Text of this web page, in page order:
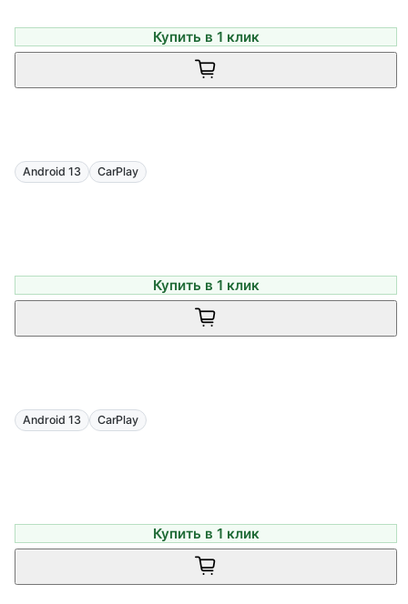
Купить в 1 клик
Android 13 CarPlay
Купить в 1 клик
Android 13 CarPlay
Купить в 1 клик